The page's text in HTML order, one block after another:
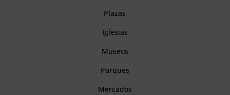
Plazas
Iglesias
Museos
Parques
Mercados